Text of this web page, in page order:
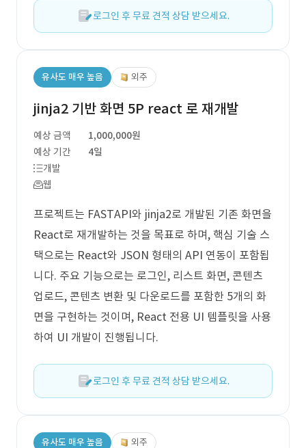
로그인 후 무료 견적 상담 받으세요.
유사도 매우 높음 외주
jinja2 기반 화면 5P react 로 재개발
예상 금액
1,000,000원
예상 기간
4일
개발
웹
프로젝트는 FASTAPI와 jinja2로 개발된 기존 화면을
React로 재개발하는 것을 목표로 하며, 핵심 기술 스
택으로는 React와 JSON 형태의 API 연동이 포함됩
니다. 주요 기능으로는 로그인, 리스트 화면, 콘텐츠
업로드, 콘텐츠 변환 및 다운로드를 포함한 5개의 화
면을 구현하는 것이며, React 전용 UI 템플릿을 사용
하여 UI 개발이 진행됩니다.
로그인 후 무료 견적 상담 받으세요.
유사도 매우 높음 외주